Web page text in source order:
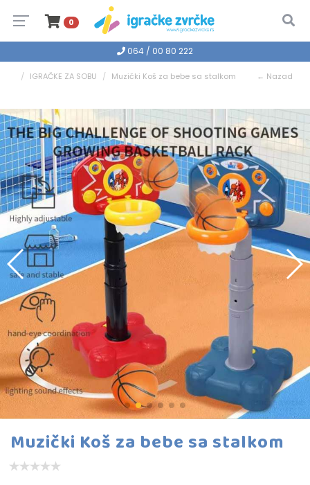
0
064 / 00 80 222
IGRAČKE ZA SOBU Muzički Koš za bebe sa stalkom ← Nazad
Muzički Koš za bebe sa stalkom